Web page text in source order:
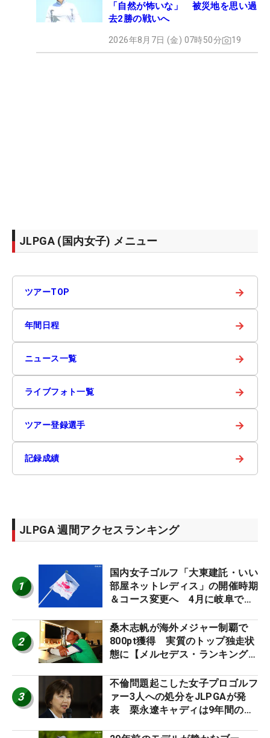
「自然が怖いな」 被災地を思い過
去2勝の戦いへ
2026年8月7日 (金) 07時50分 19
JLPGA (国内女子) メニュー
ツアーTOP →
年間日程 →
ニュース一覧 →
ライブフォト一覧 →
ツアー登録選手 →
記録成績 →
JLPGA 週間アクセスランキング
1
国内女子ゴルフ「大東建託・いい
部屋ネットレディス」の開催時期
＆コース変更へ 4月に岐阜で開
2
桑木志帆が海外メジャー制覇で
800pt獲得 実質のトップ独走状
態に【メルセデス・ランキング番
3
不倫問題起こした女子プロゴルフ
ァー3人への処分をJLPGAが発
表 栗永遼キャディは9年間の立